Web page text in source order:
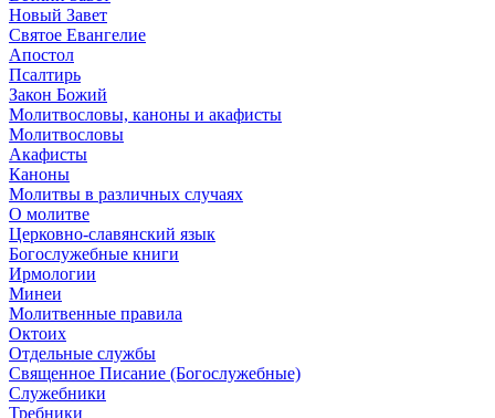
Новый Завет
Святое Евангелие
Апостол
Псалтирь
Закон Божий
Молитвословы, каноны и акафисты
Молитвословы
Акафисты
Каноны
Молитвы в различных случаях
О молитве
Церковно-славянский язык
Богослужебные книги
Ирмологии
Минеи
Молитвенные правила
Октоих
Отдельные службы
Священное Писание (Богослужебные)
Служебники
Требники